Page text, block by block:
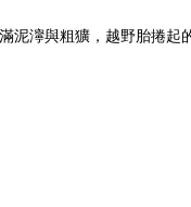
泥濘與粗獷，越野胎捲